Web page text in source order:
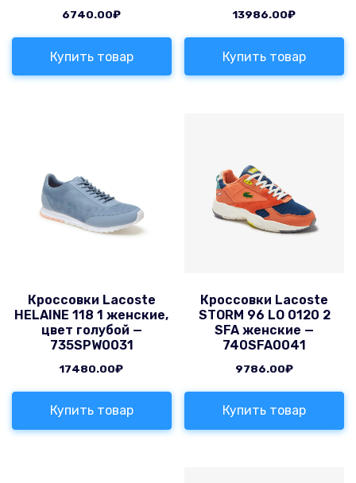
6740.00₽
Купить товар
13986.00₽
Купить товар
Кроссовки Lacoste
HELAINE 118 1 женские,
цвет голубой —
735SPW0031
17480.00₽
Купить товар
Кроссовки Lacoste
STORM 96 LO 0120 2
SFA женские —
740SFA0041
9786.00₽
Купить товар